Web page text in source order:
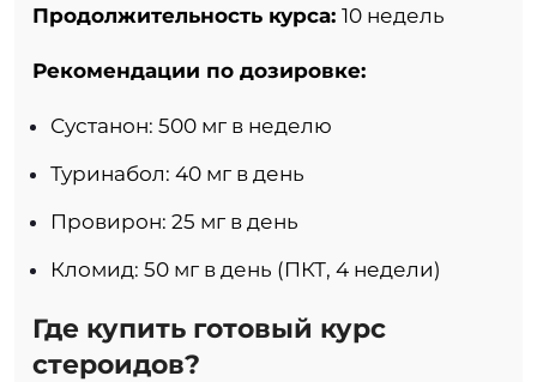
Продолжительность курса: 10 недель
Рекомендации по дозировке:
Сустанон: 500 мг в неделю
Туринабол: 40 мг в день
Провирон: 25 мг в день
Кломид: 50 мг в день (ПКТ, 4 недели)
Где купить готовый курс
стероидов?